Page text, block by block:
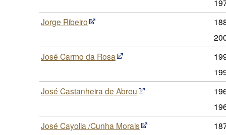
Jorge Ribeiro
José Carmo da Rosa
José Castanheira de Abreu
José Cayolla /Cunha Morais